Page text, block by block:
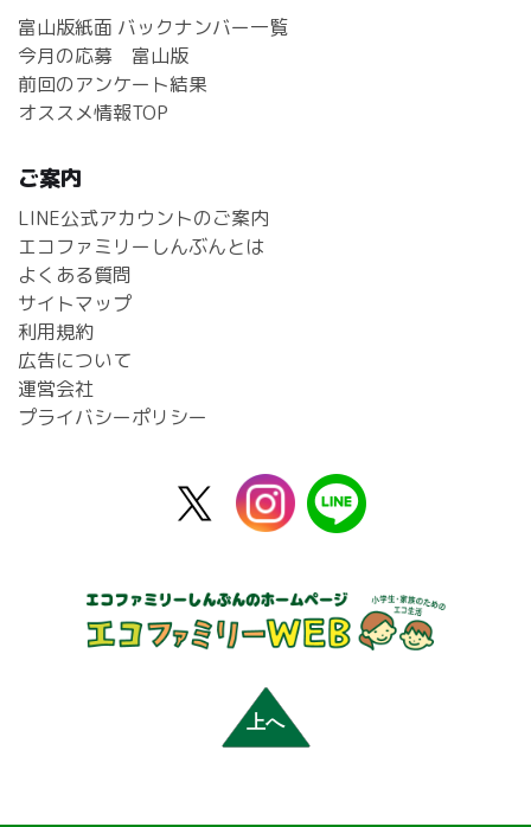
富山版紙面 バックナンバー一覧
今月の応募 富山版
前回のアンケート結果
オススメ情報TOP
ご案内
LINE公式アカウントのご案内
エコファミリーしんぶんとは
よくある質問
サイトマップ
利用規約
広告について
運営会社
プライバシーポリシー
instagram
上へ